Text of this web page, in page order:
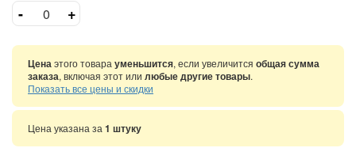
- +
Ценаэтого товара уменьшится, если увеличится общая сумма
заказа, включая этот или любые другие товары.
Показать все цены и скидки
Цена указана за 1 штуку